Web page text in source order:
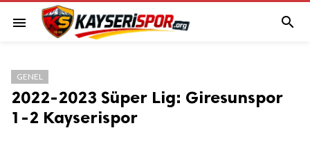
menu 
GENEL
2022-2023 Süper Lig: Giresunspor
1-2 Kayserispor